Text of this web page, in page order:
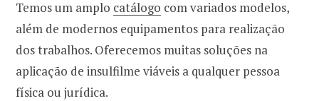
Temos um amplo catálogo com variados modelos,
além de modernos equipamentos para realização
dos trabalhos. Oferecemos muitas soluções na
aplicação de insulfilme viáveis a qualquer pessoa
física ou jurídica.